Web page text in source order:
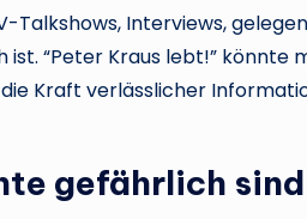
Talkshows, Interviews,
ist. “Peter Kraus lebt!” könnte
Kraft verlässlicher
gefährlich sind